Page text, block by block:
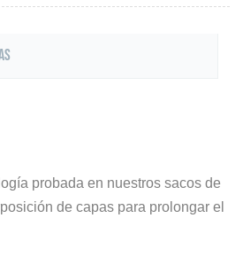
probada en nuestros sacos de
de capas para prolongar el